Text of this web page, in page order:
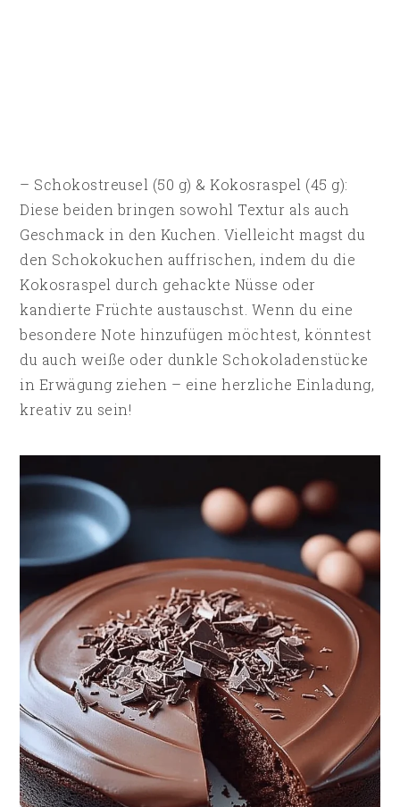
– Schokostreusel (50 g) & Kokosraspel (45 g):
Diese beiden bringen sowohl Textur als auch
Geschmack in den Kuchen. Vielleicht magst du
den Schokokuchen auffrischen, indem du die
Kokosraspel durch gehackte Nüsse oder
kandierte Früchte austauschst. Wenn du eine
besondere Note hinzufügen möchtest, könntest
du auch weiße oder dunkle Schokoladenstücke
in Erwägung ziehen – eine herzliche Einladung,
kreativ zu sein!